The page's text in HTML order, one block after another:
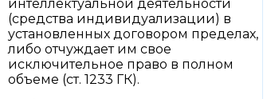
интеллектуальной деятельности
(средства индивидуализации) в
установленных договором пределах,
либо отчуждает им свое
исключительное право в полном
объеме (ст. 1233 ГК).